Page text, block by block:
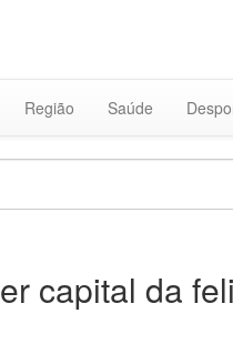
Região Saúde
capital da